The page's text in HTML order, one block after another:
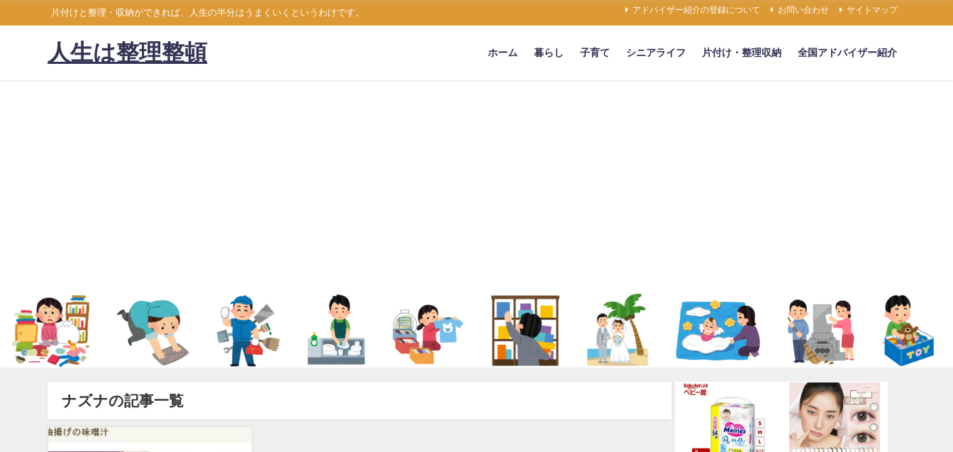
片付けと整理・収納ができれば、人生の半分はうまくいくというわけです。 アドバイザー紹介の登録について お問い合わせ サイトマップ
人生は整理整頓 ホーム 暮らし 子育て シニアライフ 片付け・整理収納 全国アドバイザー紹介
ナズナの記事一覧